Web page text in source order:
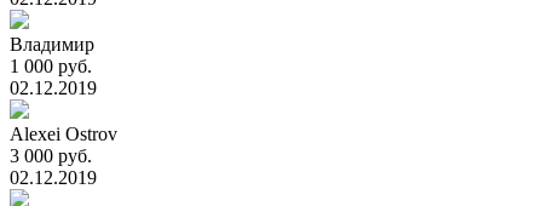
Владимир
1 000 руб.
02.12.2019
Alexei Ostrov
3 000 руб.
02.12.2019